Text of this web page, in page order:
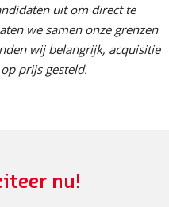
uit om direct te
we samen onze grenzen
wij belangrijk, acquisitie
prijs gesteld.
nu!